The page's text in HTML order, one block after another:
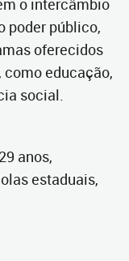
o intercâmbio
poder público,
oferecidos
educação,
social.
anos,
estaduais,